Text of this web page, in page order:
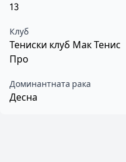
13
Клуб
Тениски клуб Мак Тенис
Про
Доминантната рака
Десна